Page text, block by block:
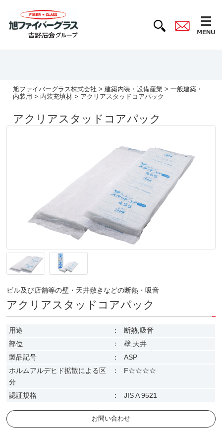
旭ファイバーグラス株式会社 >建築内装・設備産業 >一般建築・
内装用 > 内装充填材 > アクリアスタッドコアパック
アクリアスタッドコアパック
ビル及び店舗等の壁・天井敷きなどの断熱・吸音
アクリアスタッドコアパック
用途 ：
断熱,吸音
部位
：
壁,天井
製品記号
：
ASP
ホルムアルデヒド拡散による区
分
： F☆☆☆☆
認証規格 ： JIS A 9521
お問い合わせ